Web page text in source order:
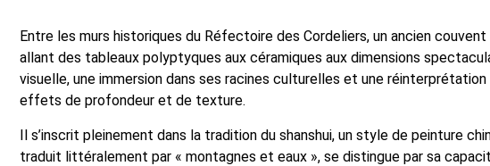
Entre les murs historiques du Réfectoire des Cordeliers, un ancien
allant des tableaux polyptyques aux céramiques aux dimensions
visuelle, une immersion dans ses racines culturelles et une
effets de profondeur et de texture.
Il s’inscrit pleinement dans la tradition du shanshui, un style de peinture
traduit littéralement par « montagnes et eaux », se distingue par sa